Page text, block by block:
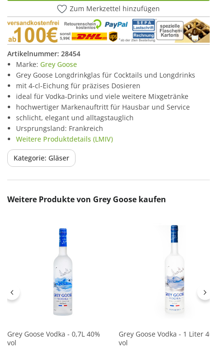
Zum Merkzettel hinzufügen
Artikelnummer: 28454
Marke: Grey Goose
Grey Goose Longdrinkglas für Cocktails und Longdrinks
mit 4-cl-Eichung für präzises Dosieren
ideal für Vodka-Drinks und viele weitere Mixgetränke
hochwertiger Markenauftritt für Hausbar und Service
schlicht, elegant und alltagstauglich
Ursprungsland: Frankreich
Weitere Produktdetails (LMIV)
Kategorie: Gläser
Produktgalerie überspringen
Weitere Produkte von Grey Goose kaufen
Grey Goose Vodka - 0,7L 40%
vol
Grey Goose Vodka - 1 Liter
vol